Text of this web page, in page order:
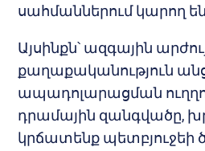
սահմաններում կարող
Այսինքն՝ ազգային
քաղաքականություն
ապադոլարացման
դրամային զանգվածը,
կրճատենք